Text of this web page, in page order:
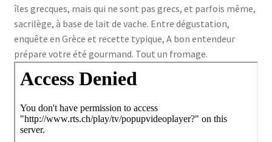
îles grecques, mais qui ne sont pas grecs, et parfois même,
sacrilège, à base de lait de vache. Entre dégustation,
enquête en Grèce et recette typique, A bon entendeur
prépare votre été gourmand. Tout un fromage.